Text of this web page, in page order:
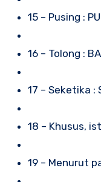
15 – Pusing :
16 – Tolong :
17 – Seketika :
18 – Khusus,
19 – Menurut